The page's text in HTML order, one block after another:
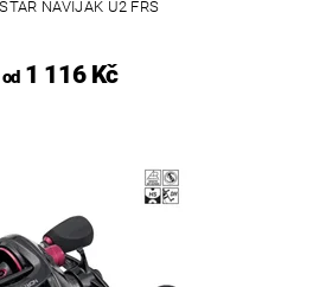
NAVIJÁK U2 FRS
od1 116 Kč